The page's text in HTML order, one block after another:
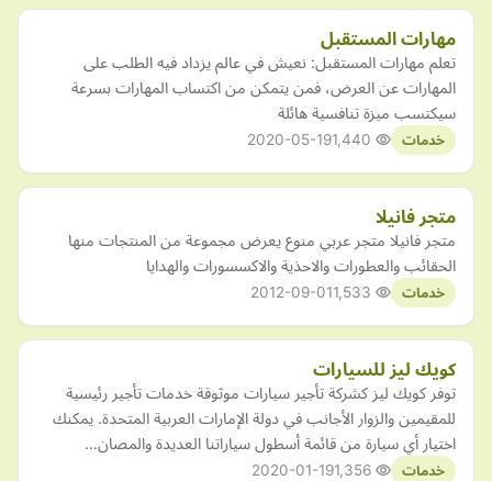
مهارات المستقبل
تعلم مهارات المستقبل: نعيش في عالم يزداد فيه الطلب على
المهارات عن العرض، فمن يتمكن من اكتساب المهارات بسرعة
سيكتسب ميزة تنافسية هائلة
خدمات 2020-05-19
متجر فانيلا
متجر فانيلا متجر عربي منوع يعرض مجموعة من المنتجات منها
الحقائب والعطورات والاحذية والاكسسورات والهدايا
خدمات 2012-09-01
كويك ليز للسيارات
توفر كويك ليز كشركة تأجير سيارات موثوقة خدمات تأجير رئيسية
للمقيمين والزوار الأجانب في دولة الإمارات العربية المتحدة. يمكنك
اختيار أي سيارة من قائمة أسطول سياراتنا العديدة والمصان…
خدمات 2020-01-19